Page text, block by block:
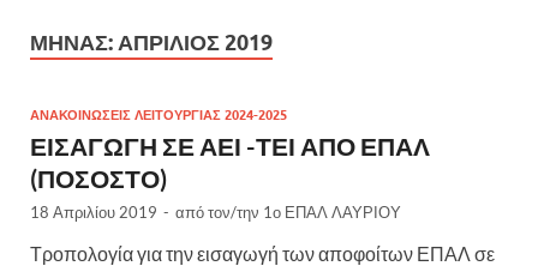
ΜΉΝΑΣ: ΑΠΡΊΛΙΟΣ 2019
ΑΝΑΚΟΙΝΩΣΕΙΣ ΛΕΙΤΟΥΡΓΙΑΣ 2024-2025
ΕΙΣΑΓΩΓΗ ΣΕ ΑΕΙ -ΤΕΙ ΑΠΟ ΕΠΑΛ
(ΠΟΣΟΣΤΟ)
18 Απριλίου 2019 - από τον/την 1ο ΕΠΑΛ ΛΑΥΡΙΟΥ
Τροπολογία για την εισαγωγή των αποφοίτων ΕΠΑΛ σε